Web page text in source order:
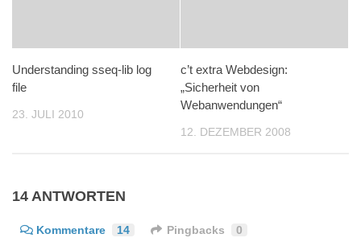
Understanding sseq-lib log
file
23. JULI 2010
c’t extra Webdesign:
„Sicherheit von
Webanwendungen“
12. DEZEMBER 2008
14 ANTWORTEN
Kommentare 14 Pingbacks 0